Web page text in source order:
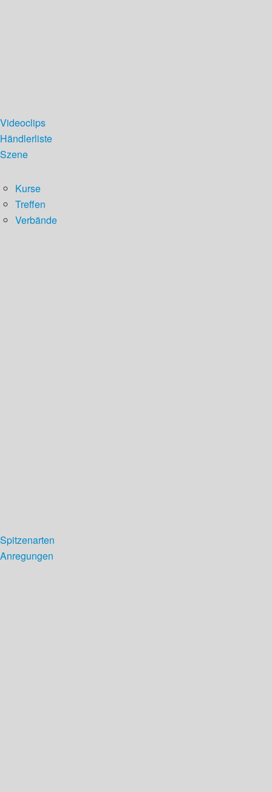
Videoclips
Händlerliste
Szene
Kurse
Treffen
Verbände
Spitzenarten
Anregungen